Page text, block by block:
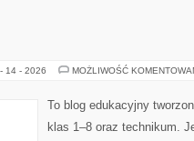
14 - 2026 MOŻLIWOŚĆ
To blog edukacyjny
klas 1–8 oraz technikum.